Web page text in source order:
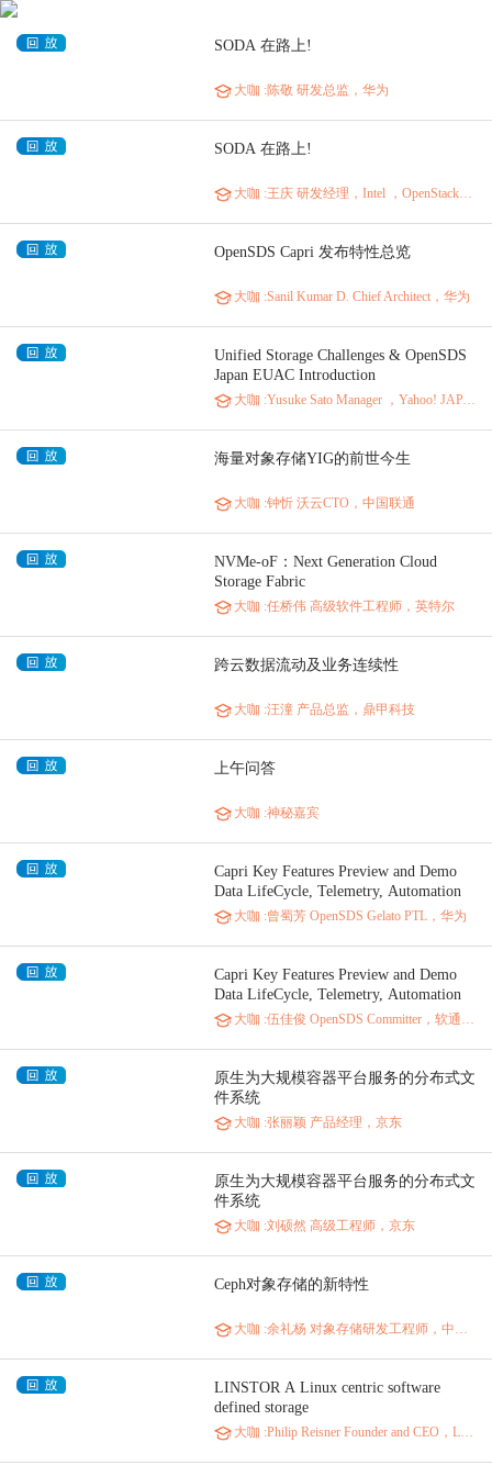
SODA 在路上!
大咖 :陈敬 研发总监，华为
SODA 在路上!
大咖 :王庆 研发经理，Intel ，OpenStack个人独立董事
OpenSDS Capri 发布特性总览
大咖 :Sanil Kumar D. Chief Architect，华为
Unified Storage Challenges & OpenSDS
Japan EUAC Introduction
大咖 :Yusuke Sato Manager ，Yahoo! JAPAN
海量对象存储YIG的前世今生
大咖 :钟忻 沃云CTO，中国联通
NVMe-oF：Next Generation Cloud
Storage Fabric
大咖 :任桥伟 高级软件工程师，英特尔
跨云数据流动及业务连续性
大咖 :汪潼 产品总监，鼎甲科技
上午问答
大咖 :神秘嘉宾
Capri Key Features Preview and Demo
Data LifeCycle, Telemetry, Automation
& Orchestration
大咖 :曾蜀芳 OpenSDS Gelato PTL，华为
Capri Key Features Preview and Demo
Data LifeCycle, Telemetry, Automation
& Orchestration
大咖 :伍佳俊 OpenSDS Committer，软通动力
原生为大规模容器平台服务的分布式文
件系统
大咖 :张丽颖 产品经理，京东
原生为大规模容器平台服务的分布式文
件系统
大咖 :刘硕然 高级工程师，京东
Ceph对象存储的新特性
大咖 :余礼杨 对象存储研发工程师，中国移动
LINSTOR A Linux centric software
defined storage
大咖 :Philip Reisner Founder and CEO，LINBIT